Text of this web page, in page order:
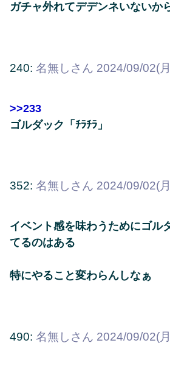
ガチャ外れてデデンネいないか
240: 名無しさん 2024/09/02(
>>233
ゴルダック「ﾁﾗﾁﾗ」
352: 名無しさん 2024/09/02(
イベント感を味わうためにゴル
てるのはある
特にやること変わらんしなぁ
490: 名無しさん 2024/09/02(